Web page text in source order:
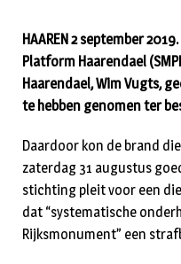
HAAREN 2 september
Platform Haarendael
Haarendael, Wim Vugts,
te hebben genomen ter
Daardoor kon de brand
zaterdag 31 augustus
stichting pleit voor een
dat “systematische
Rijksmonument” een